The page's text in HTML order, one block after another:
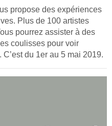
propose des expériences
Plus de 100 artistes
pourrez assister à des
coulisses pour voir
du 1er au 5 mai 2019.